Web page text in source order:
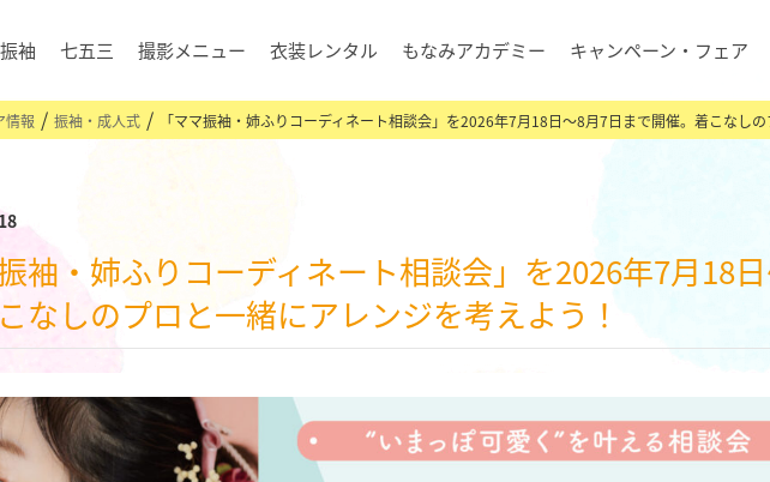
袖 七五三 撮影メニュー 衣装レンタル もなみアカデミー キャンペーン・フェア
情報 振袖・成人式 「ママ振袖・姉ふりコーディネート相談会」を2026年7月18日～8月7日まで開催。着こなし
なしのプロと一緒にアレンジを考えよう！